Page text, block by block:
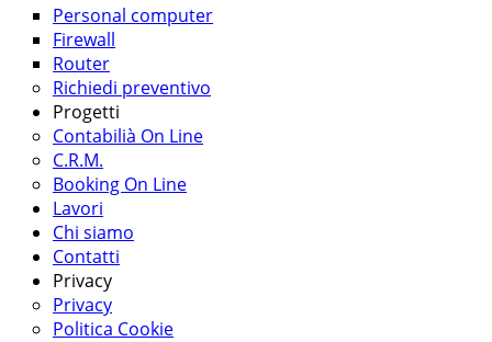
Personal computer
Firewall
Router
Richiedi preventivo
Progetti
Contabilià On Line
C.R.M.
Booking On Line
Lavori
Chi siamo
Contatti
Privacy
Privacy
Politica Cookie